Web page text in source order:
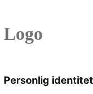
Logo
Personlig identitet